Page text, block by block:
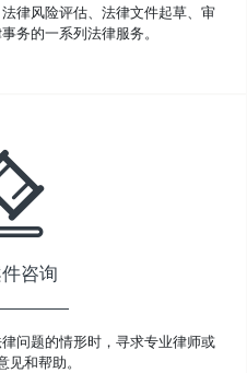
律风险评估、法律文件起草、审
务的一系列法律服务。
咨询
问题的情形时，寻求专业律师或
和帮助。